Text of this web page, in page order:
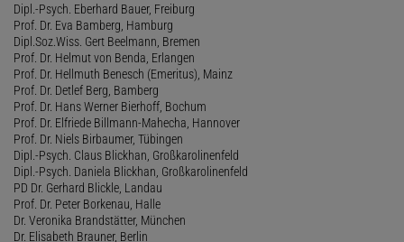
Dipl.-Psych. Eberhard Bauer, Freiburg
Prof. Dr. Eva Bamberg, Hamburg
Dipl.Soz.Wiss. Gert Beelmann, Bremen
Prof. Dr. Helmut von Benda, Erlangen
Prof. Dr. Hellmuth Benesch (Emeritus), Mainz
Prof. Dr. Detlef Berg, Bamberg
Prof. Dr. Hans Werner Bierhoff, Bochum
Prof. Dr. Elfriede Billmann-Mahecha, Hannover
Prof. Dr. Niels Birbaumer, Tübingen
Dipl.-Psych. Claus Blickhan, Großkarolinenfeld
Dipl.-Psych. Daniela Blickhan, Großkarolinenfeld
PD Dr. Gerhard Blickle, Landau
Prof. Dr. Peter Borkenau, Halle
Dr. Veronika Brandstätter, München
Dr. Elisabeth Brauner, Berlin